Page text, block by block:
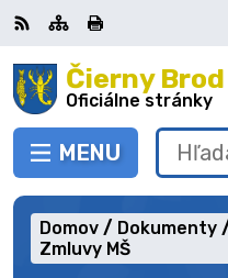
Preskočiť
na
obsah Čierny Brod
Oficiálne stránky
PREPNÚŤ
MENU
RSS MapaTlačiť
Hľadať:
Domov Dokumenty
Zmluvy MŠ